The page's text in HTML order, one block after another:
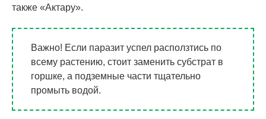
также «Актару».
Важно! Если паразит успел расползтись по
всему растению, стоит заменить субстрат в
горшке, а подземные части тщательно
промыть водой.